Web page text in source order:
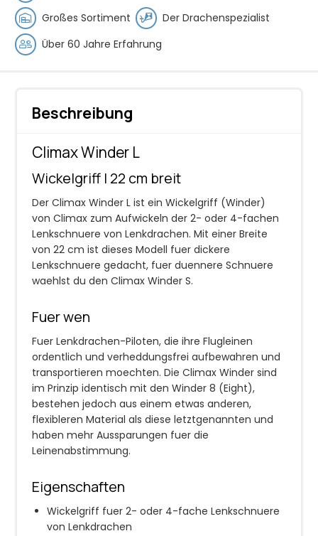
Großes Sortiment
Der Drachenspezialist
Über 60 Jahre Erfahrung
Beschreibung
Climax Winder L
Wickelgriff | 22 cm breit
Der Climax Winder L ist ein Wickelgriff (Winder)
von Climax zum Aufwickeln der 2- oder 4-fachen
Lenkschnuere von Lenkdrachen. Mit einer Breite
von 22 cm ist dieses Modell fuer dickere
Lenkschnuere gedacht, fuer duennere Schnuere
waehlst du den Climax Winder S.
Fuer wen
Fuer Lenkdrachen-Piloten, die ihre Flugleinen
ordentlich und verheddungsfrei aufbewahren und
transportieren moechten. Die Climax Winder sind
im Prinzip identisch mit den Winder 8 (Eight),
bestehen jedoch aus einem etwas anderen,
flexibleren Material als diese letztgenannten und
haben mehr Aussparungen fuer die
Leinenabstimmung.
Eigenschaften
Wickelgriff fuer 2- oder 4-fache Lenkschnuere
von Lenkdrachen